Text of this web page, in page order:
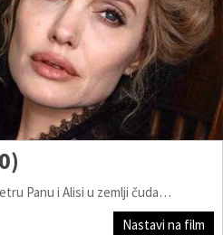
Panu i Alisi u zemlji čuda…
Nastavi na film